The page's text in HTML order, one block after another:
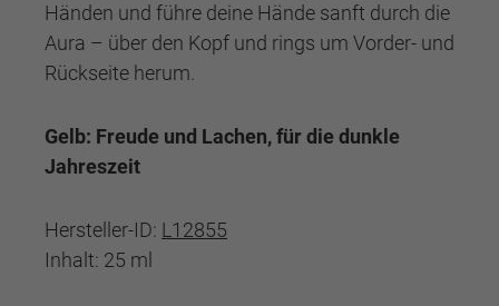
Händen und führe deine Hände sanft durch die
Aura – über den Kopf und rings um Vorder- und
Rückseite herum.
Gelb: Freude und Lachen, für die dunkle
Jahreszeit
Hersteller-ID: L12855
Inhalt: 25 ml